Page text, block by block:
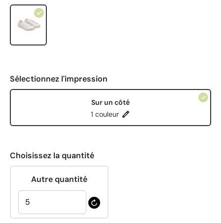
Sélectionnez l'impression
Sur un côté
1 couleur
Choisissez la quantité
Autre quantité